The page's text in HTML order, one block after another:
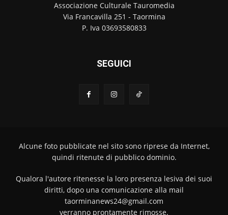
Associazione Culturale Tauromedia
Via Francavilla 251 - Taormina
P. Iva 03693580833
SEGUICI
Alcune foto pubblicate nel sito sono riprese da Internet,
quindi ritenute di pubblico dominio.
Qualora l'autore ritenesse la loro presenza lesiva dei suoi
diritti, dopo una comunicazione alla mail
taorminanews24@gmail.com
verranno prontamente rimosse.